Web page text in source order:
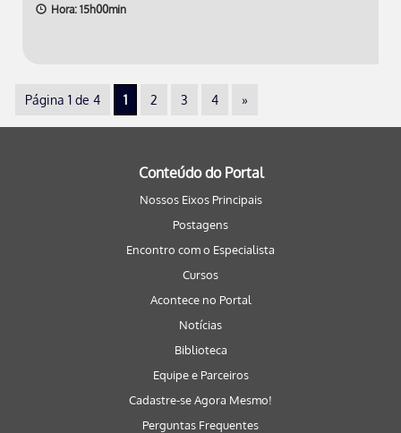
Hora: 15h00min
Página 1 de 4 1 2 3 4 »
Conteúdo do Portal
Nossos Eixos Principais
Postagens
Encontro com o Especialista
Cursos
Acontece no Portal
Notícias
Biblioteca
Equipe e Parceiros
Cadastre-se Agora Mesmo!
Perguntas Frequentes